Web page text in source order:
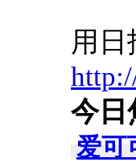
用
今日
爱可